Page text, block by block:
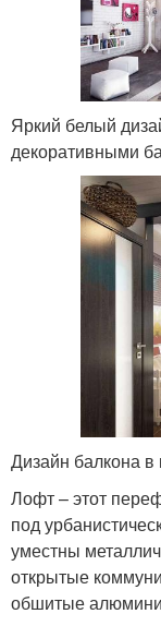
Яркий белый
декоративными
Дизайн балкона
Лофт – этот
под
уместны
открытые
обшитые